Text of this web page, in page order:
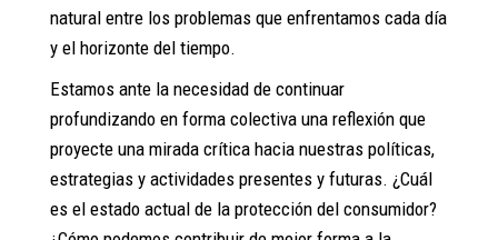
natural entre los problemas que enfrentamos cada día
y el horizonte del tiempo.
Estamos ante la necesidad de continuar
profundizando en forma colectiva una reflexión que
proyecte una mirada crítica hacia nuestras políticas,
estrategias y actividades presentes y futuras. ¿Cuál
es el estado actual de la protección del consumidor?